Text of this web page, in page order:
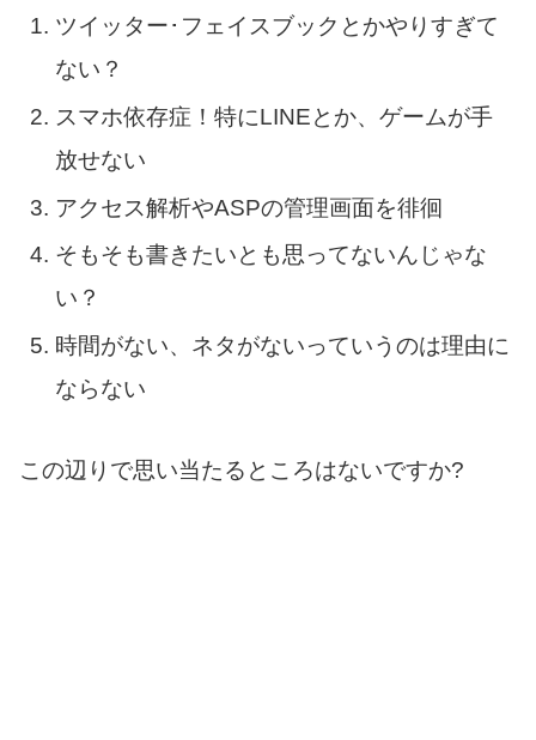
ツイッター･フェイスブックとかやりすぎて
ない？
スマホ依存症！特にLINEとか、ゲームが手
放せない
アクセス解析やASPの管理画面を徘徊
そもそも書きたいとも思ってないんじゃな
い？
時間がない、ネタがないっていうのは理由に
ならない
この辺りで思い当たるところはないですか?